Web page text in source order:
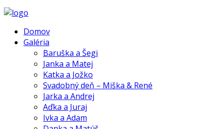
Domov
Galéria
Baruška a Šegi
Janka a Matej
Katka a Jožko
Svadobný deň – Miška & René
Jarka a Andrej
Aďka a Juraj
Ivka a Adam